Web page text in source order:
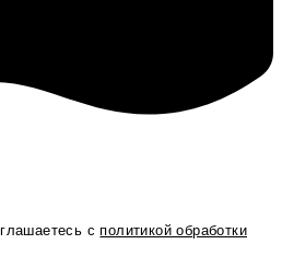
сполитикой обработки